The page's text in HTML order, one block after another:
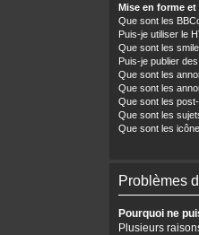
Mise en forme
Que sont les
Puis-je utiliser le
Que sont les
Puis-je publier
Que sont les
Que sont les
Que sont les
Que sont les
Que sont les
Problèmes
Pourquoi ne
Plusieurs